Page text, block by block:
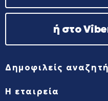
ή στο
Δημοφιλείς
Η εταιρεία